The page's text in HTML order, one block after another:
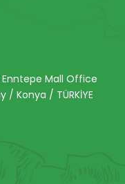
Enntepe Mall Office
/ Konya / TÜRKİYE